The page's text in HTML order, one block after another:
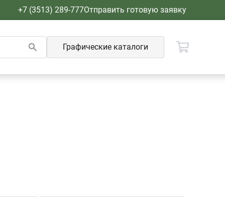
+7 (3513) 289-777Отправить готовую заявку
Графические каталоги